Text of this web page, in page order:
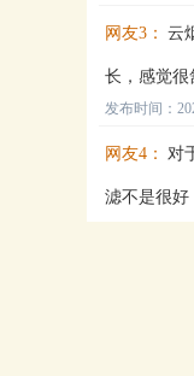
网友3： 云
长，感觉很
发布时间：
网友4： 对
滤不是很好